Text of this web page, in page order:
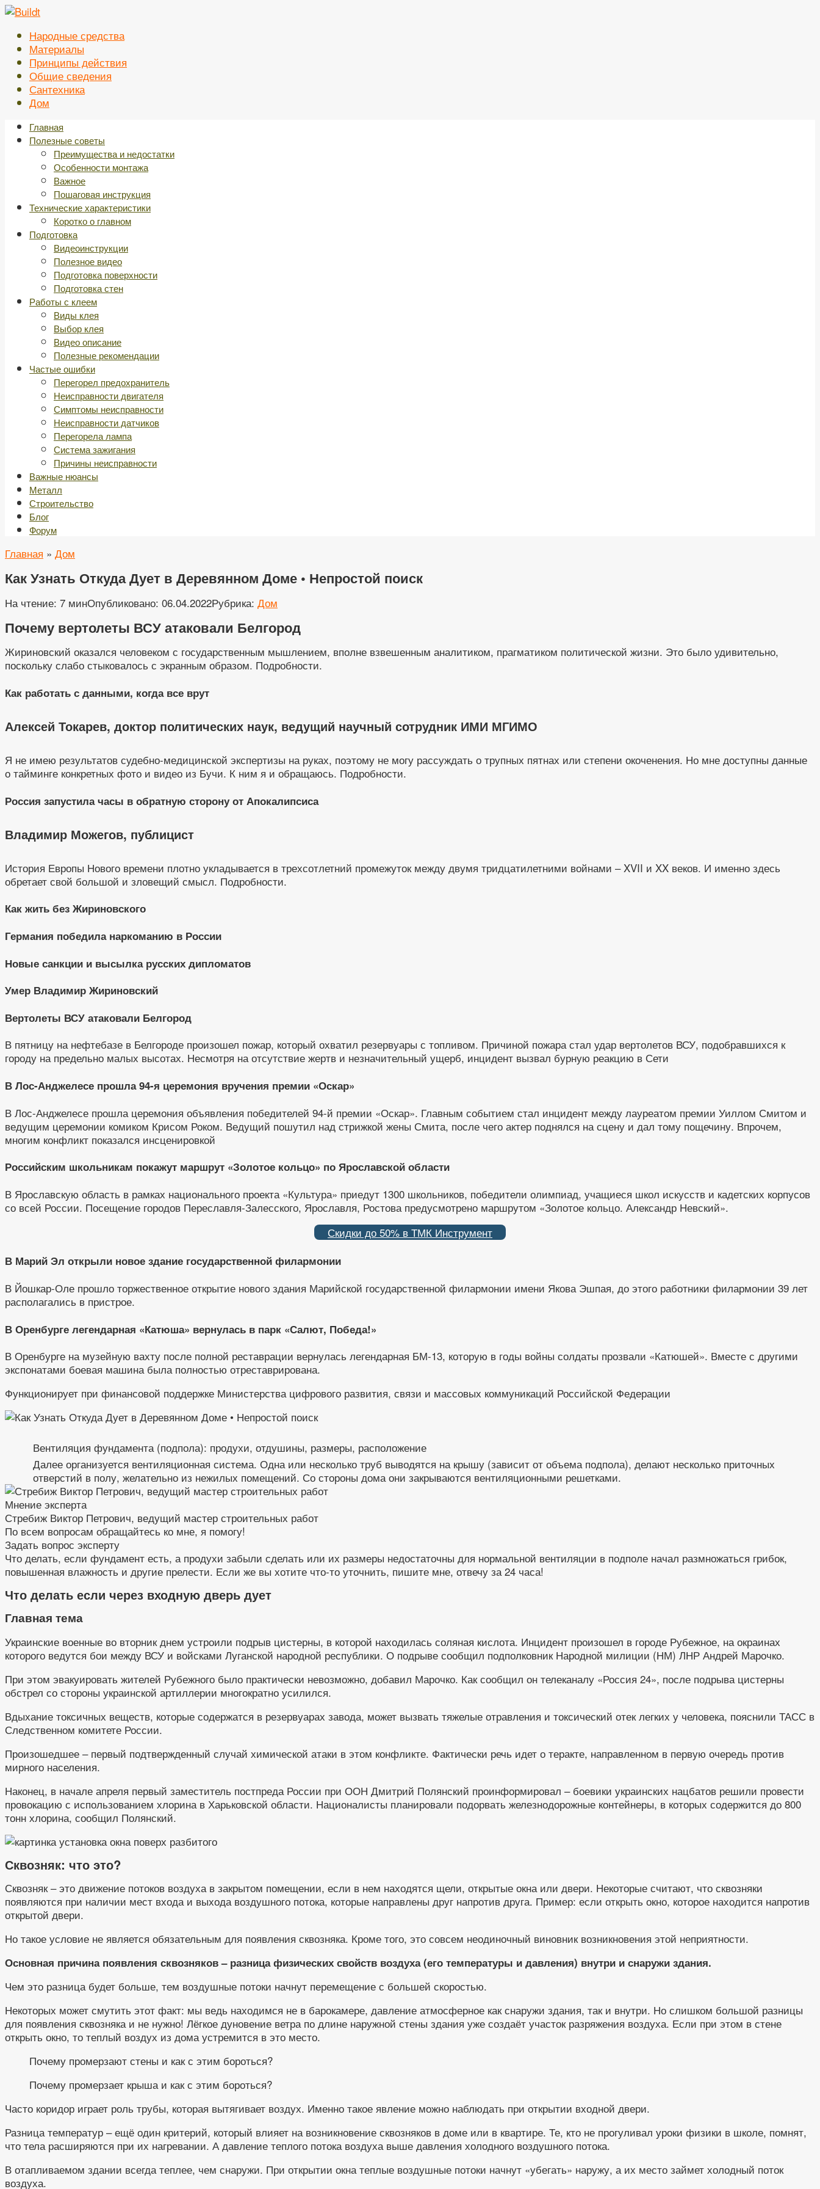
Перейти
контентуНародные средства
Материалы
Принципы действия
Общие сведения
Сантехника
Дом
Главная
Полезные советы
Преимущества и недостатки
Особенности монтажа
Важное
Пошаговая инструкция
Технические характеристики
Коротко о главном
Подготовка
Видеоинструкции
Полезное видео
Подготовка поверхности
Подготовка стен
Работы с клеем
Виды клея
Выбор клея
Видео описание
Полезные рекомендации
Частые ошибки
Перегорел предохранитель
Неисправности двигателя
Симптомы неисправности
Неисправности датчиков
Перегорела лампа
Система зажигания
Причины неисправности
Важные нюансы
Металл
Строительство
Блог
Форум
Главная » Дом
Как Узнать Откуда Дует в Деревянном Доме • Непростой поиск
На чтение: 7 минОпубликовано: 06.04.2022Рубрика: Дом
Почему вертолеты ВСУ атаковали Белгород
Жириновский оказался человеком с государственным мышлением, вполне взвешенным аналитиком, прагматиком политической жизни. Это было удивительно,
поскольку слабо стыковалось с экранным образом. Подробности.
Как работать с данными, когда все врут
Алексей Токарев, доктор политических наук, ведущий научный сотрудник ИМИ МГИМО
Я не имею результатов судебно-медицинской экспертизы на руках, поэтому не могу рассуждать о трупных пятнах или степени окоченения. Но мне доступны данные
о тайминге конкретных фото и видео из Бучи. К ним я и обращаюсь. Подробности.
Россия запустила часы в обратную сторону от Апокалипсиса
Владимир Можегов, публицист
История Европы Нового времени плотно укладывается в трехсотлетний промежуток между двумя тридцатилетними войнами – XVII и XX веков. И именно здесь
обретает свой большой и зловещий смысл. Подробности.
Как жить без Жириновского
Германия победила наркоманию в России
Новые санкции и высылка русских дипломатов
Умер Владимир Жириновский
Вертолеты ВСУ атаковали Белгород
В пятницу на нефтебазе в Белгороде произошел пожар, который охватил резервуары с топливом. Причиной пожара стал удар вертолетов ВСУ, подобравшихся к
городу на предельно малых высотах. Несмотря на отсутствие жертв и незначительный ущерб, инцидент вызвал бурную реакцию в Сети
В Лос-Анджелесе прошла 94-я церемония вручения премии «Оскар»
В Лос-Анджелесе прошла церемония объявления победителей 94-й премии «Оскар». Главным событием стал инцидент между лауреатом премии Уиллом Смитом и
ведущим церемонии комиком Крисом Роком. Ведущий пошутил над стрижкой жены Смита, после чего актер поднялся на сцену и дал тому пощечину. Впрочем,
многим конфликт показался инсценировкой
Российским школьникам покажут маршрут «Золотое кольцо» по Ярославской области
В Ярославскую область в рамках национального проекта «Культура» приедут 1300 школьников, победители олимпиад, учащиеся школ искусств и кадетских корпусов
со всей России. Посещение городов Переславля-Залесского, Ярославля, Ростова предусмотрено маршрутом «Золотое кольцо. Александр Невский».
Скидки до 50% в ТМК Инструмент
В Марий Эл открыли новое здание государственной филармонии
В Йошкар-Оле прошло торжественное открытие нового здания Марийской государственной филармонии имени Якова Эшпая, до этого работники филармонии 39 лет
располагались в пристрое.
В Оренбурге легендарная «Катюша» вернулась в парк «Салют, Победа!»
В Оренбурге на музейную вахту после полной реставрации вернулась легендарная БМ-13, которую в годы войны солдаты прозвали «Катюшей». Вместе с другими
экспонатами боевая машина была полностью отреставрирована.
Функционирует при финансовой поддержке Министерства цифрового развития, связи и массовых коммуникаций Российской Федерации
Вентиляция фундамента (подпола): продухи, отдушины, размеры, расположение
Далее организуется вентиляционная система. Одна или несколько труб выводятся на крышу (зависит от объема подпола), делают несколько приточных
отверстий в полу, желательно из нежилых помещений. Со стороны дома они закрываются вентиляционными решетками.
Мнение эксперта
Стребиж Виктор Петрович, ведущий мастер строительных работ
По всем вопросам обращайтесь ко мне, я помогу!
Задать вопрос эксперту
Что делать, если фундамент есть, а продухи забыли сделать или их размеры недостаточны для нормальной вентиляции в подполе начал размножаться грибок,
повышенная влажность и другие прелести. Если же вы хотите что-то уточнить, пишите мне, отвечу за 24 часа!
Что делать если через входную дверь дует
Главная тема
Украинские военные во вторник днем устроили подрыв цистерны, в которой находилась соляная кислота. Инцидент произошел в городе Рубежное, на окраинах
которого ведутся бои между ВСУ и войсками Луганской народной республики. О подрыве сообщил подполковник Народной милиции (НМ) ЛНР Андрей Марочко.
При этом эвакуировать жителей Рубежного было практически невозможно, добавил Марочко. Как сообщил он телеканалу «Россия 24», после подрыва цистерны
обстрел со стороны украинской артиллерии многократно усилился.
Вдыхание токсичных веществ, которые содержатся в резервуарах завода, может вызвать тяжелые отравления и токсический отек легких у человека, пояснили ТАСС в
Следственном комитете России.
Произошедшее – первый подтвержденный случай химической атаки в этом конфликте. Фактически речь идет о теракте, направленном в первую очередь против
мирного населения.
Наконец, в начале апреля первый заместитель постпреда России при ООН Дмитрий Полянский проинформировал – боевики украинских нацбатов решили провести
провокацию с использованием хлорина в Харьковской области. Националисты планировали подорвать железнодорожные контейнеры, в которых содержится до 800
тонн хлорина, сообщил Полянский.
Сквозняк: что это?
Сквозняк – это движение потоков воздуха в закрытом помещении, если в нем находятся щели, открытые окна или двери. Некоторые считают, что сквозняки
появляются при наличии мест входа и выхода воздушного потока, которые направлены друг напротив друга. Пример: если открыть окно, которое находится напротив
открытой двери.
Но такое условие не является обязательным для появления сквозняка. Кроме того, это совсем неодиночный виновник возникновения этой неприятности.
Основная причина появления сквозняков – разница физических свойств воздуха (его температуры и давления) внутри и снаружи здания.
Чем это разница будет больше, тем воздушные потоки начнут перемещение с большей скоростью.
Некоторых может смутить этот факт: мы ведь находимся не в барокамере, давление атмосферное как снаружи здания, так и внутри. Но слишком большой разницы
для появления сквозняка и не нужно! Лёгкое дуновение ветра по длине наружной стены здания уже создаёт участок разряжения воздуха. Если при этом в стене
открыть окно, то теплый воздух из дома устремится в это место.
Почему промерзают стены и как с этим бороться?
Почему промерзает крыша и как с этим бороться?
Часто коридор играет роль трубы, которая вытягивает воздух. Именно такое явление можно наблюдать при открытии входной двери.
Разница температур – ещё один критерий, который влияет на возникновение сквозняков в доме или в квартире. Те, кто не прогуливал уроки физики в школе, помнят,
что тела расширяются при их нагревании. А давление теплого потока воздуха выше давления холодного воздушного потока.
В отапливаемом здании всегда теплее, чем снаружи. При открытии окна теплые воздушные потоки начнут «убегать» наружу, а их место займет холодный поток
воздуха.